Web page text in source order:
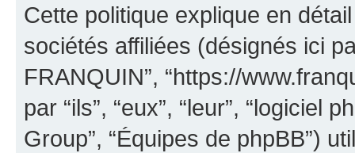
Cette politique explique en
sociétés affiliées (désignés ici
FRANQUIN”, “https://
par “ils”, “eux”, “leur”, “logiciel
Group”, “Équipes de phpBB”)